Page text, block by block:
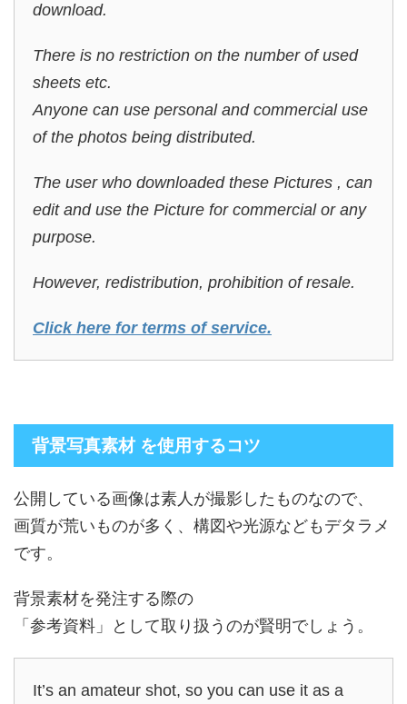
download.
There is no restriction on the number of used
sheets etc.
Anyone can use personal and commercial use
of the photos being distributed.
The user who downloaded these Pictures , can
edit and use the Picture for commercial or any
purpose.
However, redistribution, prohibition of resale.
Click here for terms of service.
背景写真素材 を使用するコツ
公開している画像は素人が撮影したものなので、
画質が荒いものが多く、構図や光源などもデタラメ
です。
背景素材を発注する際の
「参考資料」として取り扱うのが賢明でしょう。
It’s an amateur shot, so you can use it as a